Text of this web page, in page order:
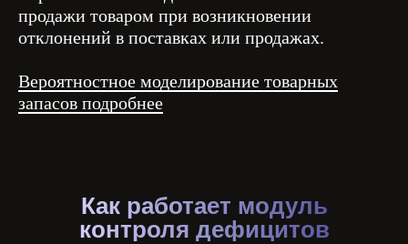
продажи товаром при возникновении
отклонений в поставках или продажах.
Вероятностное моделирование товарных
запасов подробнее
Как работает модуль
контроля дефицитов